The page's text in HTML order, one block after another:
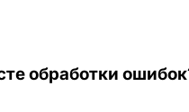
обработки